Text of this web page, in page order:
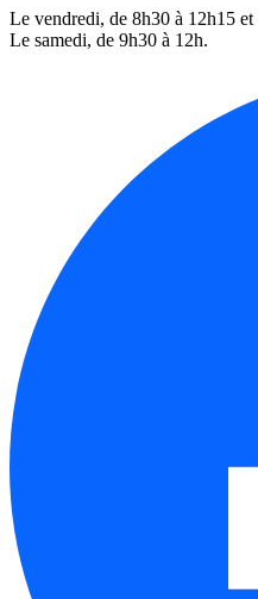
Le vendredi, de 8h30 à 12h15
Le samedi, de 9h30 à 12h.